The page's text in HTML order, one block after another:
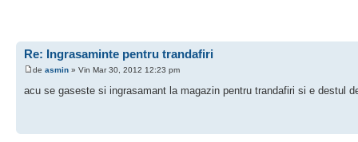
Re: Ingrasaminte pentru trandafiri
de asmin » Vin Mar 30, 2012 12:23 pm
acu se gaseste si ingrasamant la magazin pentru trandafiri si e destul